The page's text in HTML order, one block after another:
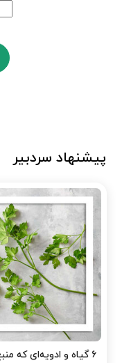
پیشنهاد سردبیر
۶ گیاه و ادویه‌ای که منبع پنهان ویتامین C هستند